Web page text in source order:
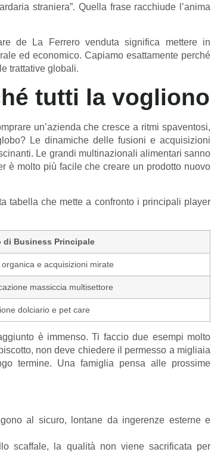
straniera”. Quella frase racchiude l’anima
de La Ferrero venduta significa mettere in
ed economico. Capiamo esattamente perché
trattative globali.
tutti la vogliono
un’azienda che cresce a ritmi spaventosi,
Le dinamiche delle fusioni e acquisizioni
Le grandi multinazionali alimentari sanno
è molto più facile che creare un prodotto nuovo
tabella che mette a confronto i principali player
di Business Principale
e acquisizioni mirate
massiccia multisettore
dolciario e pet care
è immenso. Ti faccio due esempi molto
non deve chiedere il permesso a migliaia
termine. Una famiglia pensa alle prossime
al sicuro, lontane da ingerenze esterne e
scaffale, la qualità non viene sacrificata per